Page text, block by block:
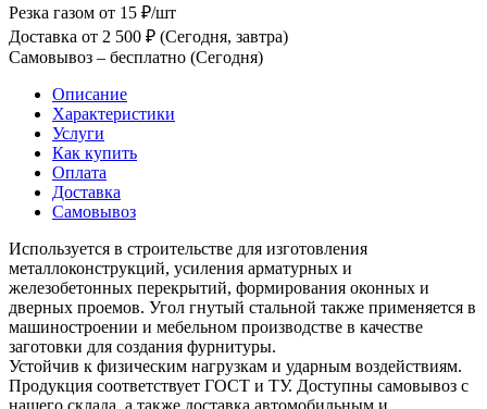
Резка газом от 15 ₽/шт
Доставка от 2 500 ₽ (Сегодня, завтра)
Самовывоз – бесплатно (Сегодня)
Описание
Характеристики
Услуги
Как купить
Оплата
Доставка
Самовывоз
Используется в строительстве для изготовления
металлоконструкций, усиления арматурных и
железобетонных перекрытий, формирования оконных и
дверных проемов. Угол гнутый стальной также применяется в
машиностроении и мебельном производстве в качестве
заготовки для создания фурнитуры.
Устойчив к физическим нагрузкам и ударным воздействиям.
Продукция соответствует ГОСТ и ТУ. Доступны самовывоз с
нашего склада, а также доставка автомобильным и